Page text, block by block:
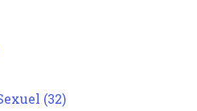
(32)